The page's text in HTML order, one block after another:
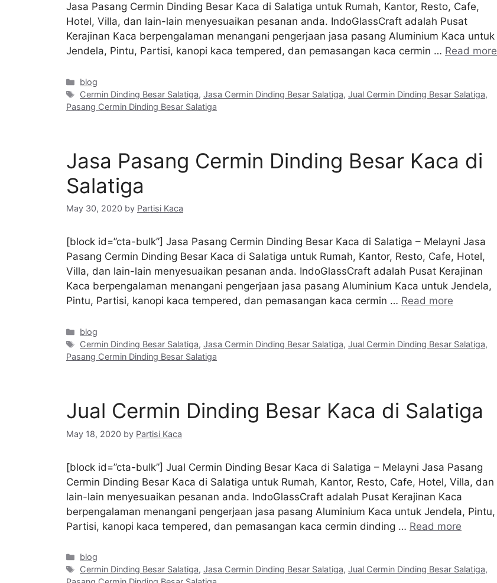
Jasa Pasang Cermin Dinding Besar Kaca di Salatiga untuk Rumah, Kantor, Resto, Cafe,
Hotel, Villa, dan lain-lain menyesuaikan pesanan anda. IndoGlassCraft adalah Pusat
Kerajinan Kaca berpengalaman menangani pengerjaan jasa pasang Aluminium Kaca untuk
Jendela, Pintu, Partisi, kanopi kaca tempered, dan pemasangan kaca cermin … Read more
Categories
blog
Tags
Cermin Dinding Besar Salatiga,Jasa Cermin Dinding Besar Salatiga,Jual Cermin Dinding Besar Salatiga,
Pasang Cermin Dinding Besar Salatiga
Jasa Pasang Cermin Dinding Besar Kaca di
Salatiga
May 30, 2020 by Partisi Kaca
[block id=”cta-bulk”] Jasa Pasang Cermin Dinding Besar Kaca di Salatiga – Melayni Jasa
Pasang Cermin Dinding Besar Kaca di Salatiga untuk Rumah, Kantor, Resto, Cafe, Hotel,
Villa, dan lain-lain menyesuaikan pesanan anda. IndoGlassCraft adalah Pusat Kerajinan
Kaca berpengalaman menangani pengerjaan jasa pasang Aluminium Kaca untuk Jendela,
Pintu, Partisi, kanopi kaca tempered, dan pemasangan kaca cermin … Read more
Categories
blog
Tags
Cermin Dinding Besar Salatiga,Jasa Cermin Dinding Besar Salatiga,Jual Cermin Dinding Besar Salatiga,
Pasang Cermin Dinding Besar Salatiga
Jual Cermin Dinding Besar Kaca di Salatiga
May 18, 2020 by Partisi Kaca
[block id=”cta-bulk”] Jual Cermin Dinding Besar Kaca di Salatiga – Melayni Jasa Pasang
Cermin Dinding Besar Kaca di Salatiga untuk Rumah, Kantor, Resto, Cafe, Hotel, Villa, dan
lain-lain menyesuaikan pesanan anda. IndoGlassCraft adalah Pusat Kerajinan Kaca
berpengalaman menangani pengerjaan jasa pasang Aluminium Kaca untuk Jendela, Pintu,
Partisi, kanopi kaca tempered, dan pemasangan kaca cermin dinding … Read more
Categories
blog
Tags
Cermin Dinding Besar Salatiga,Jasa Cermin Dinding Besar Salatiga,Jual Cermin Dinding Besar Salatiga,